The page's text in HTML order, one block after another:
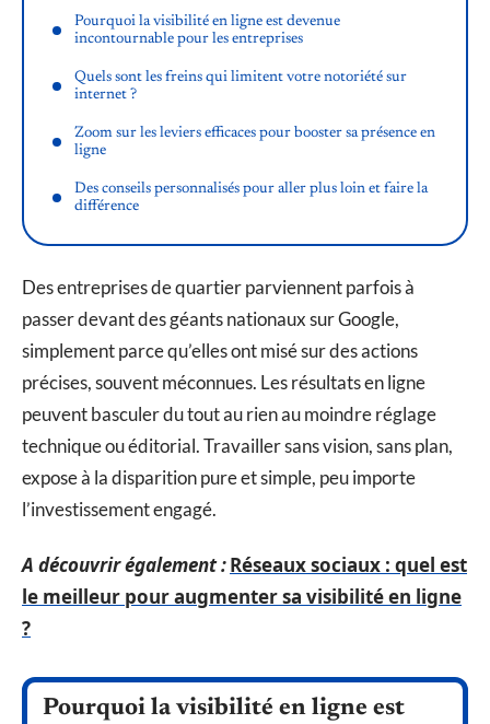
Pourquoi la visibilité en ligne est devenue
incontournable pour les entreprises
Quels sont les freins qui limitent votre notoriété sur
internet ?
Zoom sur les leviers efficaces pour booster sa présence en
ligne
Des conseils personnalisés pour aller plus loin et faire la
différence
Des entreprises de quartier parviennent parfois à
passer devant des géants nationaux sur Google,
simplement parce qu’elles ont misé sur des actions
précises, souvent méconnues. Les résultats en ligne
peuvent basculer du tout au rien au moindre réglage
technique ou éditorial. Travailler sans vision, sans plan,
expose à la disparition pure et simple, peu importe
l’investissement engagé.
A découvrir également :Réseaux sociaux : quel est
le meilleur pour augmenter sa visibilité en ligne
?
Pourquoi la visibilité en ligne est